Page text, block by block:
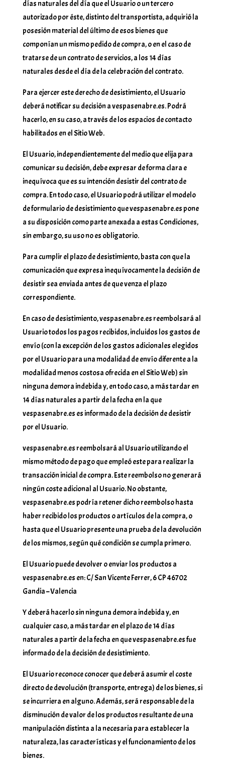
días naturales del día que el Usuario o un tercero
autorizado por éste, distinto del transportista, adquirió la
posesión material del último de esos bienes que
componían un mismo pedido de compra, o en el caso de
tratarse de un contrato de servicios, a los 14 días
naturales desde el día de la celebración del contrato.
Para ejercer este derecho de desistimiento, el Usuario
deberá notificar su decisión a vespasenabre.es. Podrá
hacerlo, en su caso, a través de los espacios de contacto
habilitados en el Sitio Web.
El Usuario, independientemente del medio que elija para
comunicar su decisión, debe expresar de forma clara e
inequívoca que es su intención desistir del contrato de
compra. En todo caso, el Usuario podrá utilizar el modelo
de formulario de desistimiento que vespasenabre.es pone
a su disposición como parte anexada a estas Condiciones,
sin embargo, su uso no es obligatorio.
Para cumplir el plazo de desistimiento, basta con que la
comunicación que expresa inequívocamente la decisión de
desistir sea enviada antes de que venza el plazo
correspondiente.
En caso de desistimiento, vespasenabre.es reembolsará al
Usuario todos los pagos recibidos, incluidos los gastos de
envío (con la excepción de los gastos adicionales elegidos
por el Usuario para una modalidad de envío diferente a la
modalidad menos costosa ofrecida en el Sitio Web) sin
ninguna demora indebida y, en todo caso, a más tardar en
14 días naturales a partir de la fecha en la que
vespasenabre.es es informado de la decisión de desistir
por el Usuario.
vespasenabre.es reembolsará al Usuario utilizando el
mismo método de pago que empleó este para realizar la
transacción inicial de compra. Este reembolso no generará
ningún coste adicional al Usuario. No obstante,
vespasenabre.es podría retener dicho reembolso hasta
haber recibido los productos o artículos de la compra, o
hasta que el Usuario presente una prueba de la devolución
de los mismos, según qué condición se cumpla primero.
El Usuario puede devolver o enviar los productos a
vespasenabre.es en: C/ San Vicente Ferrer, 6 CP 46702
Gandia – Valencia
Y deberá hacerlo sin ninguna demora indebida y, en
cualquier caso, a más tardar en el plazo de 14 días
naturales a partir de la fecha en que vespasenabre.es fue
informado de la decisión de desistimiento.
El Usuario reconoce conocer que deberá asumir el coste
directo de devolución (transporte, entrega) de los bienes, si
se incurriera en alguno. Además, será responsable de la
disminución de valor de los productos resultante de una
manipulación distinta a la necesaria para establecer la
naturaleza, las características y el funcionamiento de los
bienes.